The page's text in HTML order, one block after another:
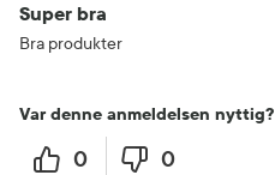
Super bra
Bra produkter
Var denne anmeldelsen nyttig?
0 0